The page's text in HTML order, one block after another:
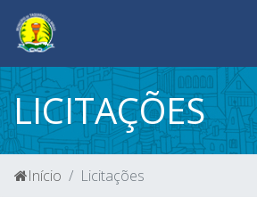
LICITAÇÕES
Início Licitações